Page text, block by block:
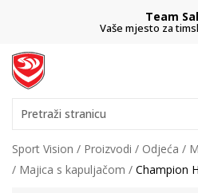
Team
Vaše mjesto za
Pretraži stranicu
Sport Vision Proizvodi Odjeća
Majica s kapuljačom
Champion